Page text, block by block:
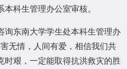
科生管理办公室审核。
询东南大学学生处本科生管理办
无情，人间有爱，相信我们共
时艰，一定能取得抗洪救灾的胜